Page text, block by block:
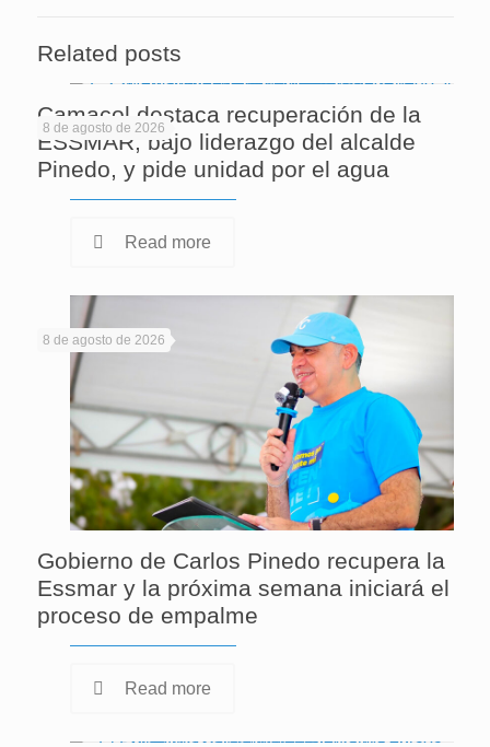
Related posts
8 de agosto de 2026
Camacol destaca recuperación de la
ESSMAR, bajo liderazgo del alcalde
Pinedo, y pide unidad por el agua
Read more
8 de agosto de 2026
Gobierno de Carlos Pinedo recupera la
Essmar y la próxima semana iniciará el
proceso de empalme
Read more